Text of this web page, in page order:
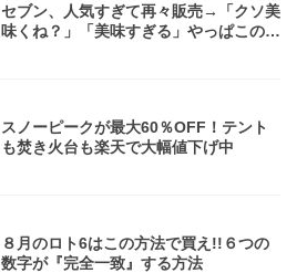
セブン、人気すぎて再々販売→「クソ美
味くね？」「美味すぎる」やっぱこのク
スノーピークが最大60％OFF！テント
も焚き火台も楽天で大幅値下げ中
８月のロト6はこの方法で買え!!６つの
数字が『完全一致』する方法